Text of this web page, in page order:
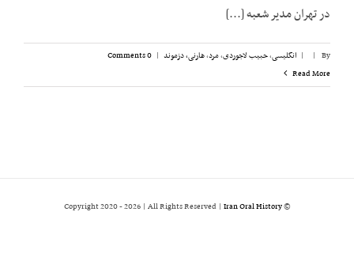
در تهران مدیر شعبه [...]
By
|
| انگلیسی,حبیب لاجوردی,مرد,هارنی، دزموند |
0 Comments
Read More
© Copyright 2020 -
2026 | All Rights Reserved | Iran Oral History